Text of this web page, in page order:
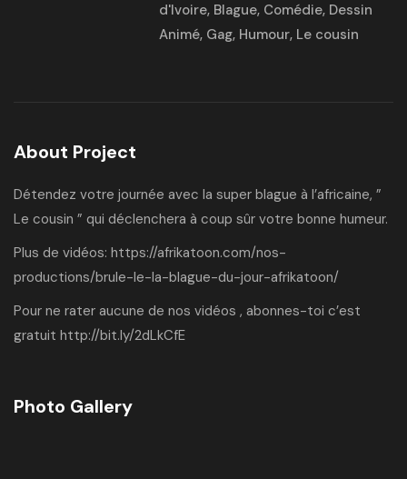
d'Ivoire, Blague, Comédie, Dessin
Animé, Gag, Humour, Le cousin
About Project
Détendez votre journée avec la super blague à l’africaine, ”
Le cousin ” qui déclenchera à coup sûr votre bonne humeur.
Plus de vidéos: https://afrikatoon.com/nos-
productions/brule-le-la-blague-du-jour-afrikatoon/
Pour ne rater aucune de nos vidéos , abonnes-toi c’est
gratuit http://bit.ly/2dLkCfE
Photo Gallery